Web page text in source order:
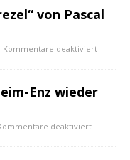
von Pascal
Kommentare deaktiviert
Enz wieder
deaktiviert